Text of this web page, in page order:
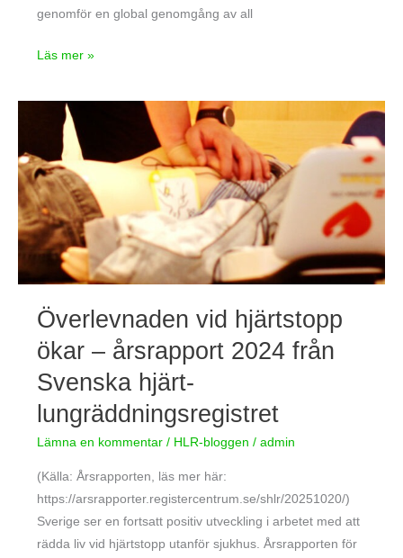
genomför en global genomgång av all
Läs mer »
Överlevnaden vid hjärtstopp
ökar – årsrapport 2024 från
Svenska hjärt-
lungräddningsregistret
Lämna en kommentar / HLR-bloggen / admin
(Källa: Årsrapporten, läs mer här:
https://arsrapporter.registercentrum.se/shlr/20251020/)
Sverige ser en fortsatt positiv utveckling i arbetet med att
rädda liv vid hjärtstopp utanför sjukhus. Årsrapporten för
Överlevnaden
hjärtstopp
ökar
–
årsrapport
2024
hjärt-
lungräddningsregistret